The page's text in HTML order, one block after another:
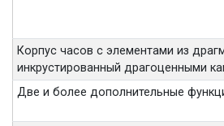
Корпус часов с элементами из
инкрустированный драгоценными
Две и более дополнительные